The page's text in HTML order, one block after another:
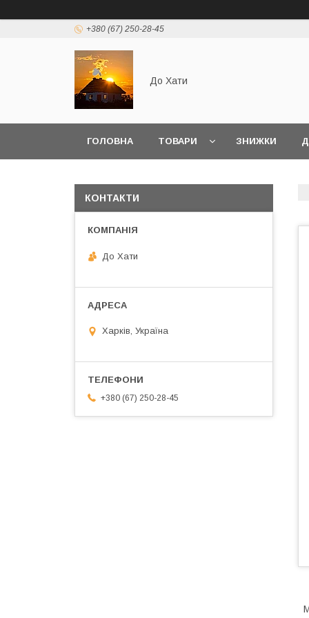
+380 (67) 250-28-45
До Хати
ГОЛОВНА ТОВАРИ ЗНИЖКИ
КОНТАКТИ
До Хати
Харків, Україна
+380 (67) 250-28-45